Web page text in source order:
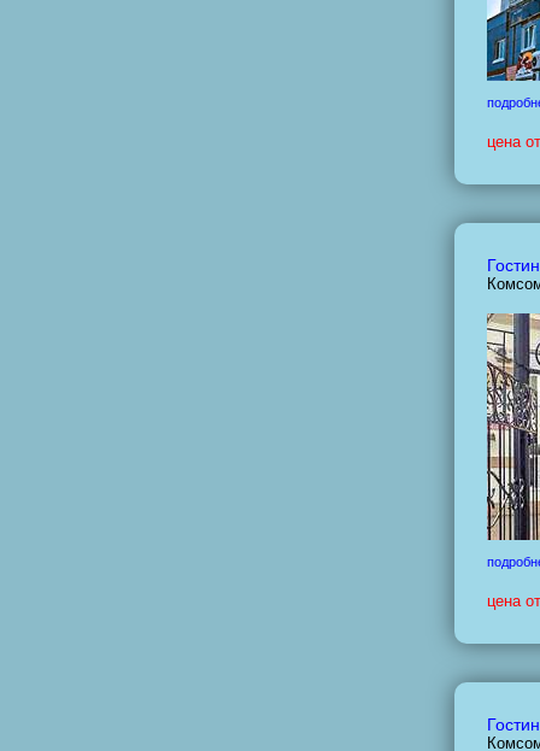
цена
цена